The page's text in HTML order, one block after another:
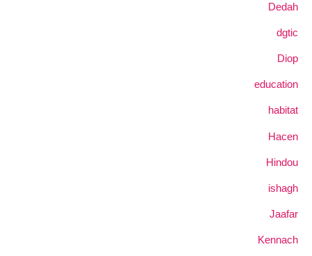
Dedah
dgtic
Diop
education
habitat
Hacen
Hindou
ishagh
Jaafar
Kennach